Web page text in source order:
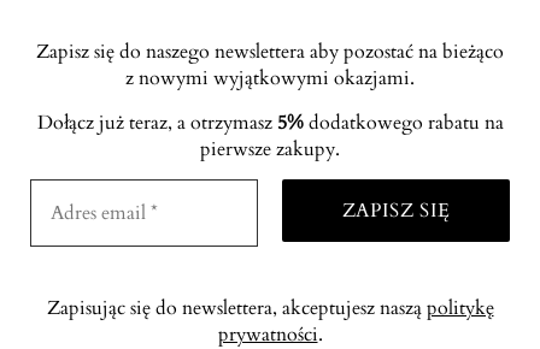
Zapisz się do naszego newslettera aby pozostać na bieżąco
z nowymi wyjątkowymi okazjami.
Dołącz już teraz, a otrzymasz 5%dodatkowego rabatu na
pierwsze zakupy.
Zapisując się do newslettera, akceptujesz nasząpolitykę
prywatności.